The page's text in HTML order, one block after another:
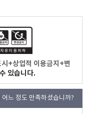
+상업적 이용금지+변
있습니다.
느 정도 만족하셨습니까?